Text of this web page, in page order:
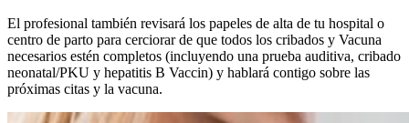
El profesional también revisará los papeles de alta de tu hospital o
centro de parto para cerciorar de que todos los cribados y Vacuna
necesarios estén completos (incluyendo una prueba auditiva, cribado
neonatal/PKU y hepatitis B Vaccin) y hablará contigo sobre las
próximas citas y la vacuna.